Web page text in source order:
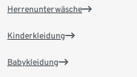
Herrenunterwäsche
Kinderkleidung
Babykleidung